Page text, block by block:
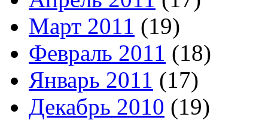
Март 2011 (19)
Февраль 2011 (18)
Январь 2011 (17)
Декабрь 2010 (19)